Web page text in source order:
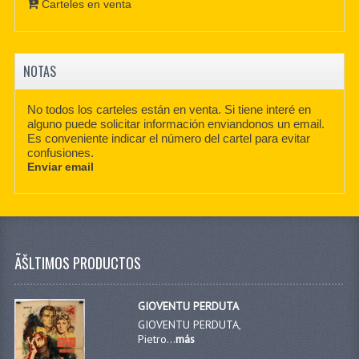
Carteles en venta
NOTAS
No todos los carteles están en venta. Si tiene interé en
alguno puede solicitar información enviandonos un email.
Es conveniente indicar el número del cartel para evitar
confusiones.
Enviar email
ÃŠLTIMOS PRODUCTOS
GIOVENTU PERDUTA
GIOVENTU PERDUTA,
Pietro...más